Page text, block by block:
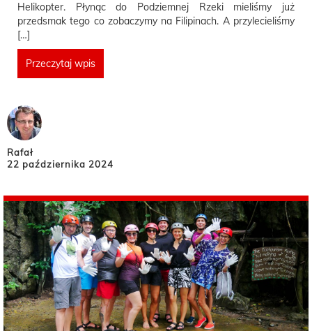
Helikopter. Płynąc do Podziemnej Rzeki mieliśmy już
przedsmak tego co zobaczymy na Filipinach. A przylecieliśmy
[…]
Przeczytaj wpis
Rafał
22 października 2024